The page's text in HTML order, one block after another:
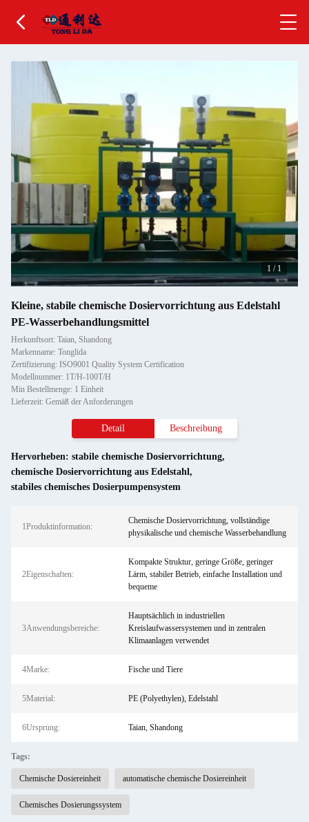
1 / 1
Kleine, stabile chemische Dosiervorrichtung aus Edelstahl
PE-Wasserbehandlungsmittel
Herkunftsort: Taian, Shandong
Markenname: Tonglida
Zertifizierung: ISO9001 Quality System Certification
Modellnummer: 1T/H-100T/H
Min Bestellmenge: 1 Einheit
Lieferzeit: Gemäß der Anforderungen
Detail Beschreibung
Hervorheben: stabile chemische Dosiervorrichtung,
chemische Dosiervorrichtung aus Edelstahl,
stabiles chemisches Dosierpumpensystem
1Produktinformation:
Chemische Dosiervorrichtung, vollständige
physikalische und chemische Wasserbehandlung
2Eigenschaften:
Kompakte Struktur, geringe Größe, geringer
Lärm, stabiler Betrieb, einfache Installation und
bequeme
3Anwendungsbereiche:
Hauptsächlich in industriellen
Kreislaufwassersystemen und in zentralen
Klimaanlagen verwendet
4Marke: Fische und Tiere
5Material: PE (Polyethylen), Edelstahl
6Ursprung: Taian, Shandong
Tags:
Chemische Dosiereinheit automatische chemische Dosiereinheit
Chemisches Dosierungssystem